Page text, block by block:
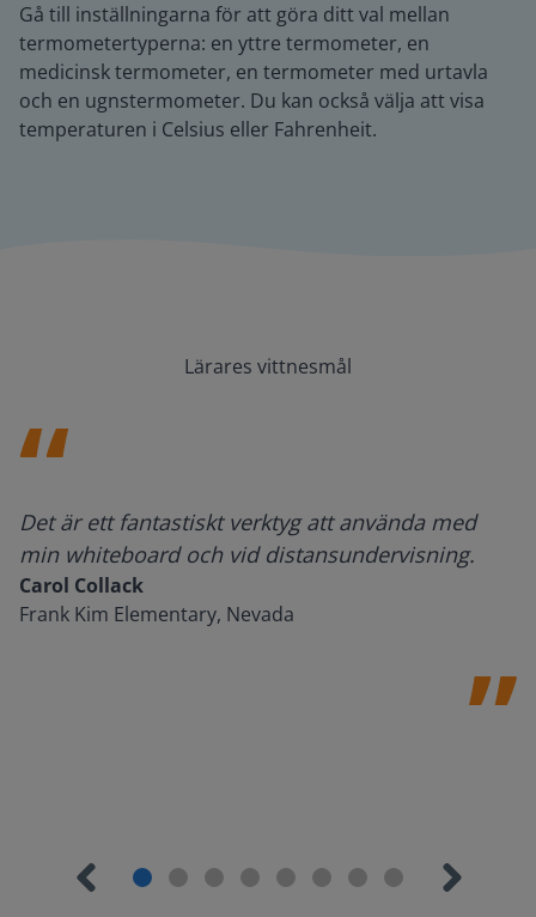
Gå till inställningarna för att göra ditt val mellan
termometertyperna: en yttre termometer, en
medicinsk termometer, en termometer med urtavla
och en ugnstermometer. Du kan också välja att visa
temperaturen i Celsius eller Fahrenheit.
Lärares vittnesmål
Det är ett fantastiskt verktyg att använda med
min whiteboard och vid distansundervisning.
Carol Collack
Frank Kim Elementary, Nevada